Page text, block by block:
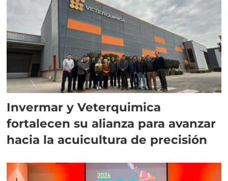
Invermar y Veterquimica
fortalecen su alianza para avanzar
hacia la acuicultura de precisión